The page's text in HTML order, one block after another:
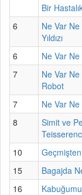
Bir
6
Ne Var Ne
Yıldızı
6
Ne Var
7
Ne Var
Robot
7
Ne Var
8
Simit ve
10
15
Bagajda
16